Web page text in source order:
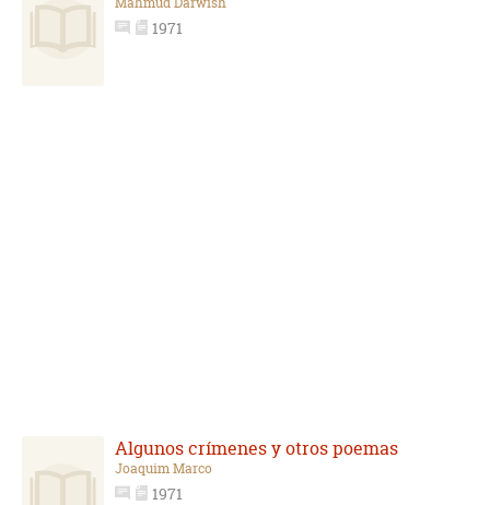
1971
Algunos crímenes y otros poemas
Joaquim Marco
1971